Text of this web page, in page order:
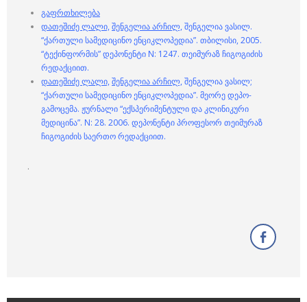
გაფრთხილება
დათეშიძე ლალი, შენგელია არჩილ, შენგელია ვასილ.
“ქართული სამედიცინო ენციკლოპედია”. თბილისი, 2005.
“ტექინფორმის” დეპონენტი N: 1247. თეიმურაზ ჩიგოგიძის
რედაქციით.
დათეშიძე ლალი, შენგელია არჩილ, შენგელია ვასილ;
“ქართული სამედიცინო ენციკლოპედია”. მეორე დეპო-
გამოცემა. ჟურნალი “ექსპერიმენტული და კლინიკური
მედიცინა”. N: 28. 2006. დეპონენტი პროფესორ თეიმურაზ
ჩიგოგიძის საერთო რედაქციით.
.